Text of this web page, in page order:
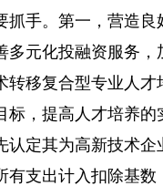
抓手。第一，营造
多元化投融资服务
转移复合型专业人
标，提高人才培养
认定其为高新技术
有支出计入扣除基